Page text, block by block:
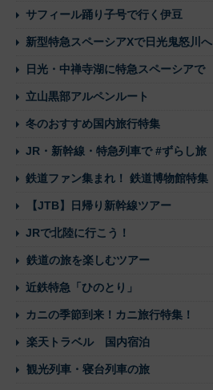
サフィール踊り子号で行く伊豆
新型特急スペーシアXで日光鬼怒川へ
日光・中禅寺湖に特急スペーシアで
立山黒部アルペンルート
冬のおすすめ国内旅行特集
JR・新幹線・特急列車で #ずらし旅
鉄道ファン集まれ！ 鉄道博物館特集
【JTB】日帰り新幹線ツアー
JRで北陸に行こう！
鉄道の旅を楽しむツアー
近鉄特急「ひのとり」
カニの季節到来！カニ旅行特集！
楽天トラベル 国内宿泊
観光列車・寝台列車の旅